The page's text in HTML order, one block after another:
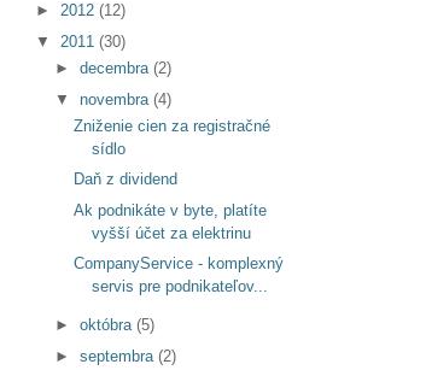
► 2012 (12)
▼ 2011 (30)
► decembra (2)
▼ novembra (4)
Zniženie cien za registračné
sídlo
Daň z dividend
Ak podnikáte v byte, platíte
vyšší účet za elektrinu
CompanyService - komplexný
servis pre podnikateľov...
► októbra (5)
► septembra (2)